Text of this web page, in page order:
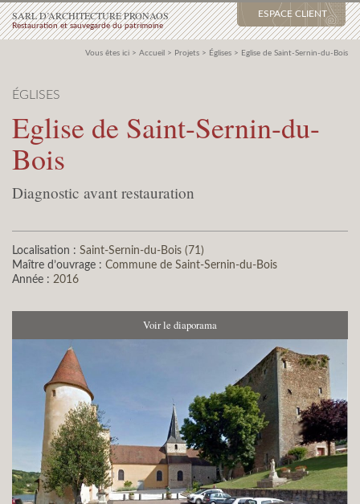
ESPACE CLIENT
SARL D’ARCHITECTURE PRONAOS
Restauration et sauvegarde du patrimoine
Vous êtes ici > Accueil > Projets > Églises > Eglise de Saint-Sernin-du-Bois
ÉGLISES
Eglise de Saint-Sernin-du-
Bois
Diagnostic avant restauration
Localisation : Saint-Sernin-du-Bois (71)
Maître d’ouvrage : Commune de Saint-Sernin-du-Bois
Année : 2016
Voir le diaporama